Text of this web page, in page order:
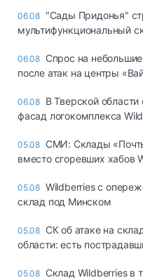
06.08 "Сады Придонья"
мультифункциональный
06.08 Спрос на
после атак на центры
06.08 В Тверской
фасад логокомплекса
05.08 СМИ: Склады
вместо сгоревших хабов
05.08 Wildberries с
склад под Минском
05.08 СК об атаке на
области: есть
05.08 Склад Wildberries в